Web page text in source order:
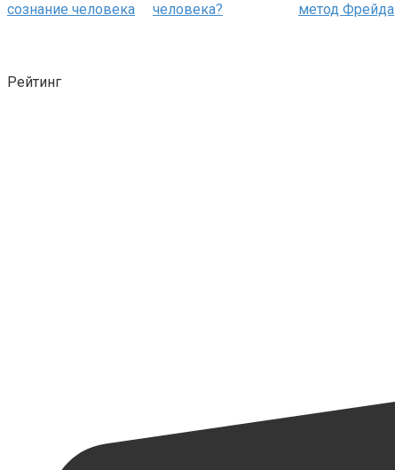
сознание человека
человека?
метод Фрейда
Рейтинг